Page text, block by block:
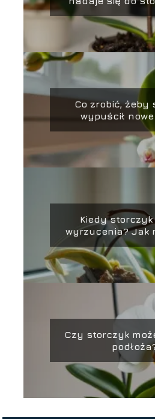
Co zrobić, żeby
wypuścił
Kiedy
wyrzucenia? Jak
Czy storczyk